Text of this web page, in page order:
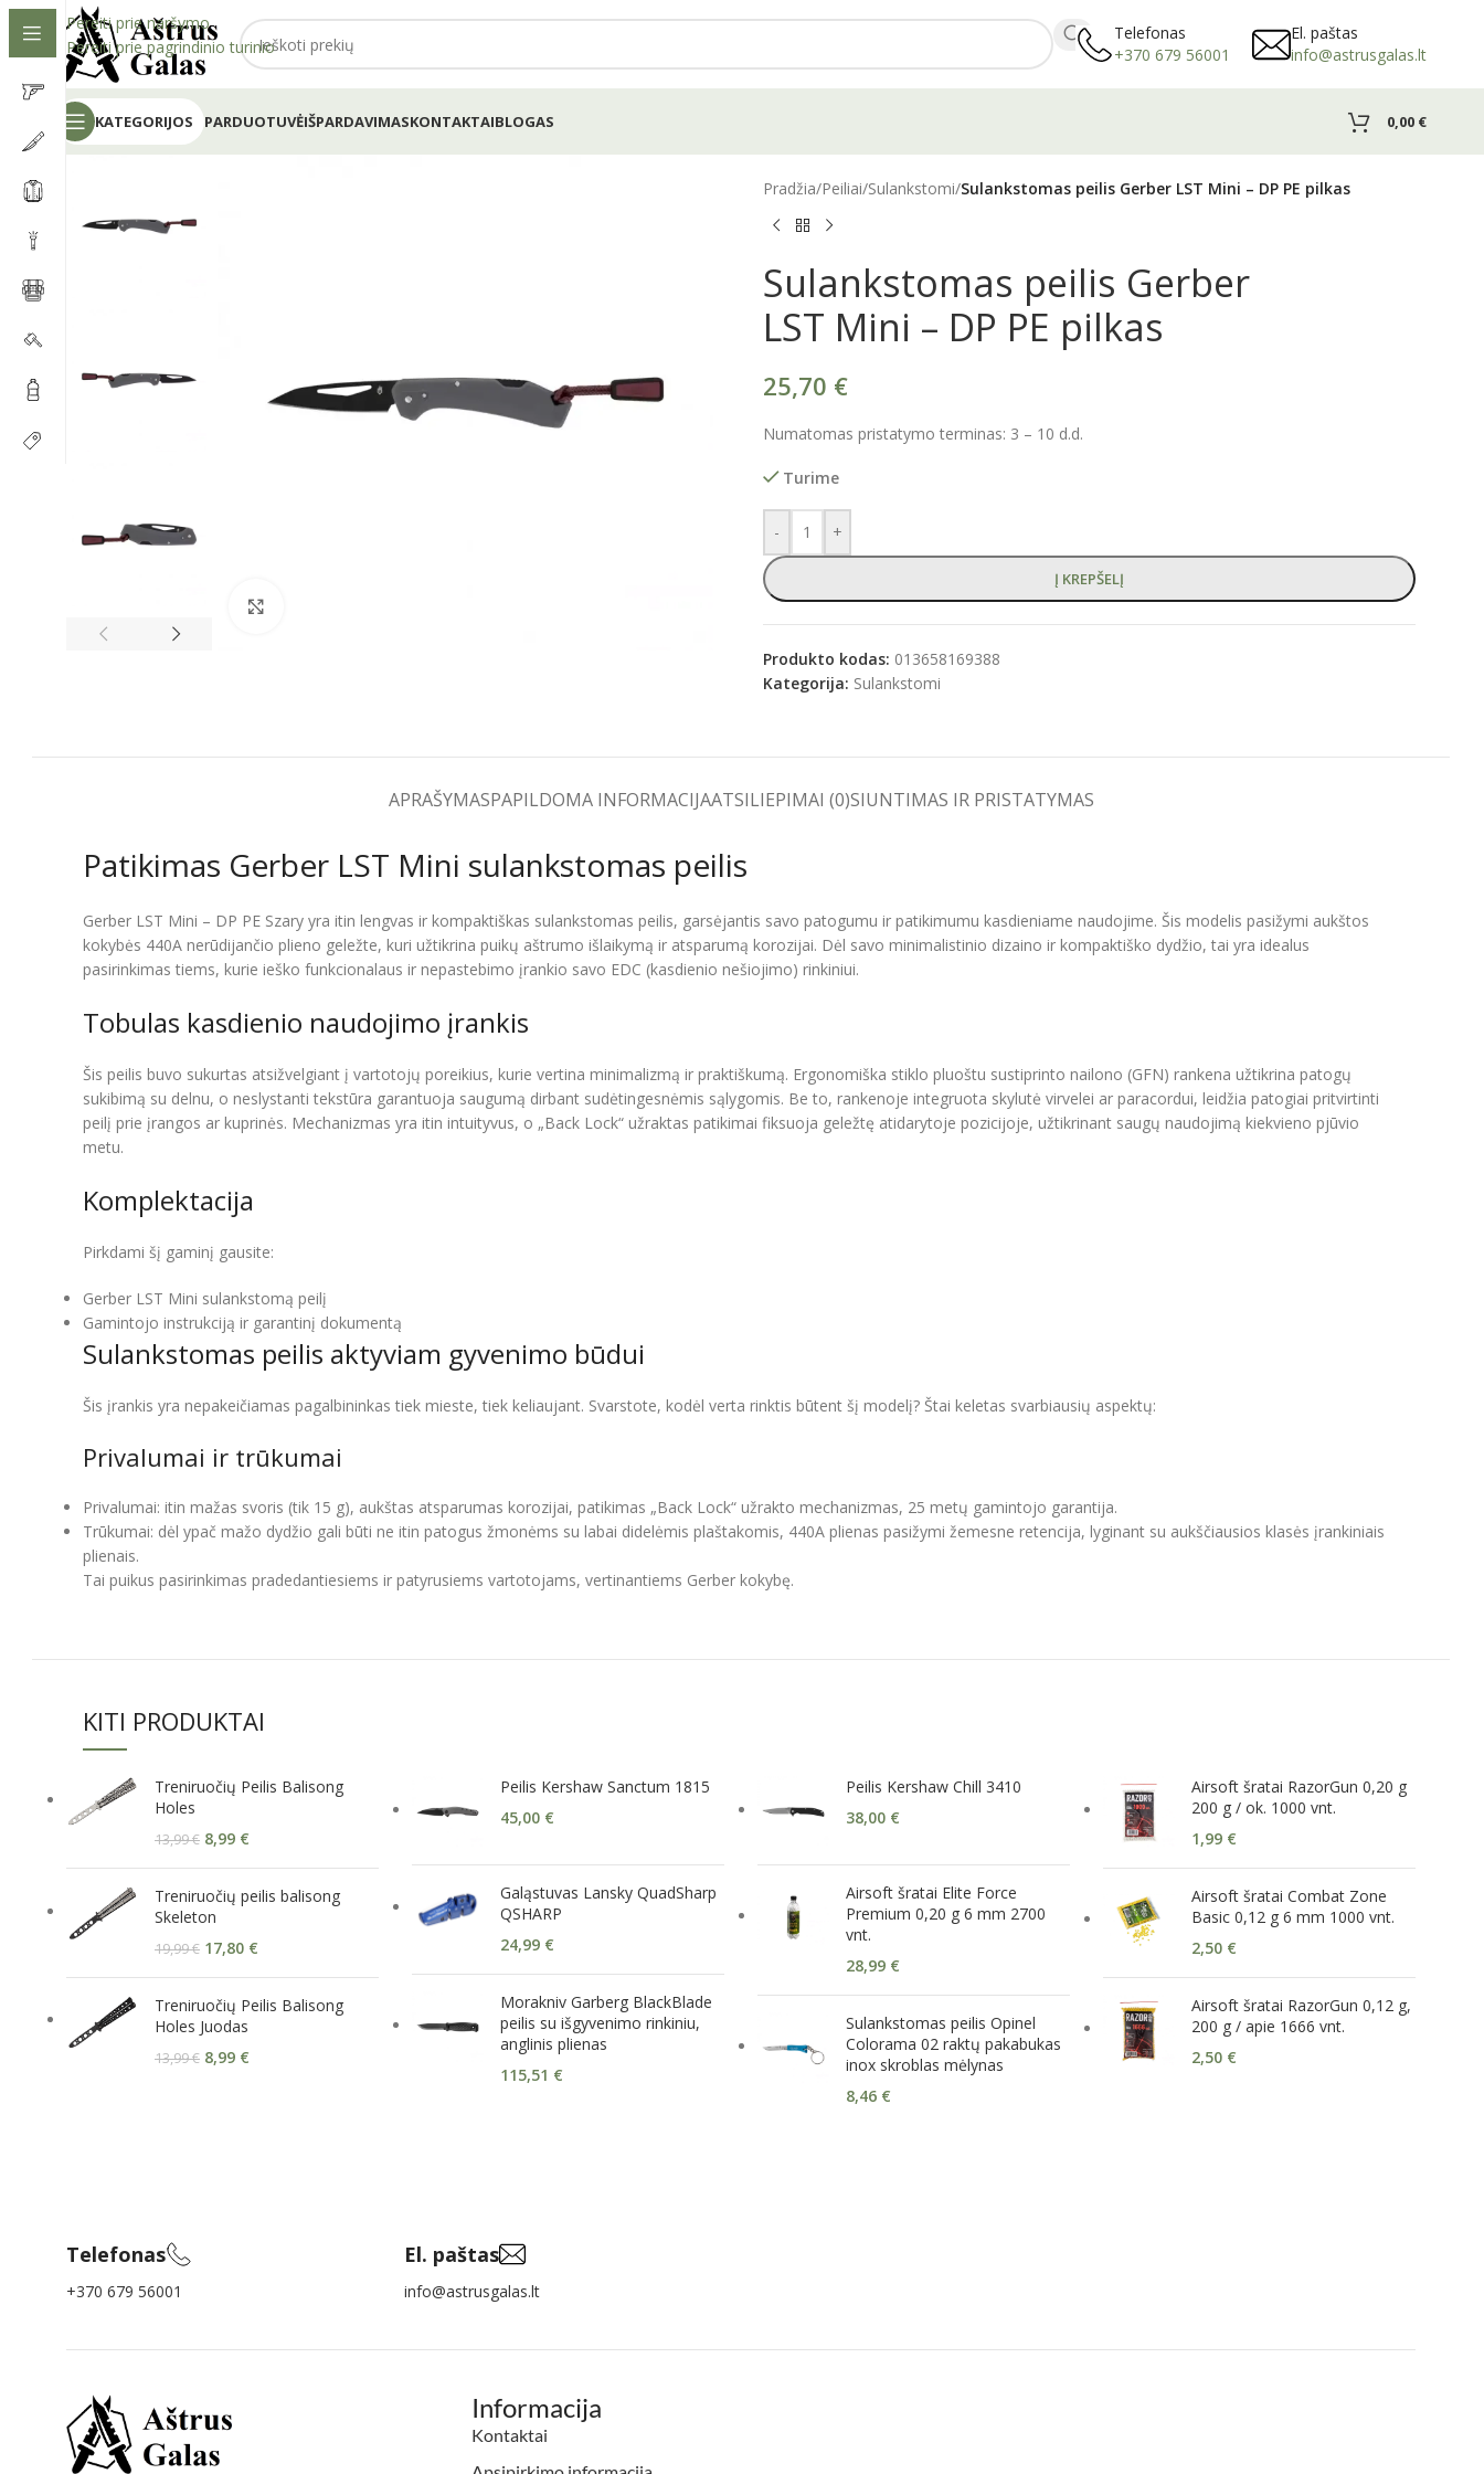
Pereiti prie naršymo
Pereiti prie pagrindinio turinio
Telefonas
+370 679 56001
El. paštas
info@astrusgalas.lt
KATEGORIJOS PARDUOTUVĖIŠPARDAVIMASKONTAKTAIBLOGAS 0,00 €
Pradžia/Peiliai/Sulankstomi/Sulankstomas peilis Gerber LST Mini – DP PE pilkas
Sulankstomas peilis Gerber
LST Mini – DP PE pilkas
25,70 €
Numatomas pristatymo terminas: 3 – 10 d.d.
Turime
- +
Į KREPŠELĮ
Produkto kodas: 013658169388
Kategorija: Sulankstomi
APRAŠYMASPAPILDOMA INFORMACIJAATSILIEPIMAI (0)SIUNTIMAS IR PRISTATYMAS
Patikimas Gerber LST Mini sulankstomas peilis
Gerber LST Mini – DP PE Szary yra itin lengvas ir kompaktiškas sulankstomas peilis, garsėjantis savo patogumu ir patikimumu kasdieniame naudojime. Šis modelis pasižymi aukštos
kokybės 440A nerūdijančio plieno geležte, kuri užtikrina puikų aštrumo išlaikymą ir atsparumą korozijai. Dėl savo minimalistinio dizaino ir kompaktiško dydžio, tai yra idealus
pasirinkimas tiems, kurie ieško funkcionalaus ir nepastebimo įrankio savo EDC (kasdienio nešiojimo) rinkiniui.
Tobulas kasdienio naudojimo įrankis
Šis peilis buvo sukurtas atsižvelgiant į vartotojų poreikius, kurie vertina minimalizmą ir praktiškumą. Ergonomiška stiklo pluoštu sustiprinto nailono (GFN) rankena užtikrina patogų
sukibimą su delnu, o neslystanti tekstūra garantuoja saugumą dirbant sudėtingesnėmis sąlygomis. Be to, rankenoje integruota skylutė virvelei ar paracordui, leidžia patogiai pritvirtinti
peilį prie įrangos ar kuprinės. Mechanizmas yra itin intuityvus, o „Back Lock“ užraktas patikimai fiksuoja geležtę atidarytoje pozicijoje, užtikrinant saugų naudojimą kiekvieno pjūvio
metu.
Komplektacija
Pirkdami šį gaminį gausite:
Gerber LST Mini sulankstomą peilį
Gamintojo instrukciją ir garantinį dokumentą
Sulankstomas peilis aktyviam gyvenimo būdui
Šis įrankis yra nepakeičiamas pagalbininkas tiek mieste, tiek keliaujant. Svarstote, kodėl verta rinktis būtent šį modelį? Štai keletas svarbiausių aspektų:
Privalumai ir trūkumai
Privalumai: itin mažas svoris (tik 15 g), aukštas atsparumas korozijai, patikimas „Back Lock“ užrakto mechanizmas, 25 metų gamintojo garantija.
Trūkumai: dėl ypač mažo dydžio gali būti ne itin patogus žmonėms su labai didelėmis plaštakomis, 440A plienas pasižymi žemesne retencija, lyginant su aukščiausios klasės įrankiniais
plienais.
Tai puikus pasirinkimas pradedantiesiems ir patyrusiems vartotojams, vertinantiems Gerber kokybę.
KITI PRODUKTAI
Treniruočių Peilis Balisong
Holes
13,99€ 8,99 €
Treniruočių peilis balisong
Skeleton
19,99€ 17,80 €
Treniruočių Peilis Balisong
Holes Juodas
13,99€ 8,99 €
Peilis Kershaw Sanctum 1815
45,00 €
Galąstuvas Lansky QuadSharp
QSHARP
24,99 €
Morakniv Garberg BlackBlade
peilis su išgyvenimo rinkiniu,
anglinis plienas
115,51 €
Peilis Kershaw Chill 3410
38,00 €
Airsoft šratai Elite Force
Premium 0,20 g 6 mm 2700
vnt.
28,99 €
Sulankstomas peilis Opinel
Colorama 02 raktų pakabukas
inox skroblas mėlynas
8,46 €
Airsoft šratai RazorGun 0,20 g
200 g / ok. 1000 vnt.
1,99 €
Airsoft šratai Combat Zone
Basic 0,12 g 6 mm 1000 vnt.
2,50 €
Airsoft šratai RazorGun 0,12 g,
200 g / apie 1666 vnt.
2,50 €
Telefonas
+370 679 56001
El. paštas
info@astrusgalas.lt
Informacija
Kontaktai